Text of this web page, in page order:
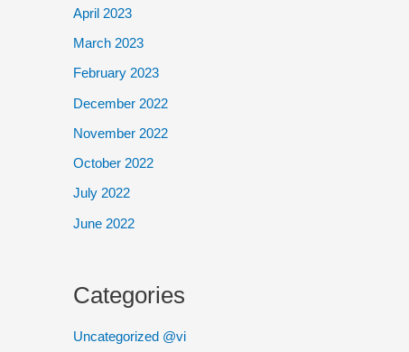
April 2023
March 2023
February 2023
December 2022
November 2022
October 2022
July 2022
June 2022
Categories
Uncategorized @vi